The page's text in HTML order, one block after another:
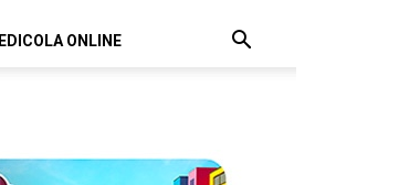
EDICOLA ONLINE